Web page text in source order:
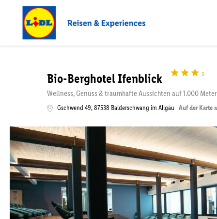
Bio-Berghotel Ifenblick s
Wellness, Genuss & traumhafte Aussichten auf 1.000
Gschwend 49,87538 Balderschwang im Allgäu Auf der Karte